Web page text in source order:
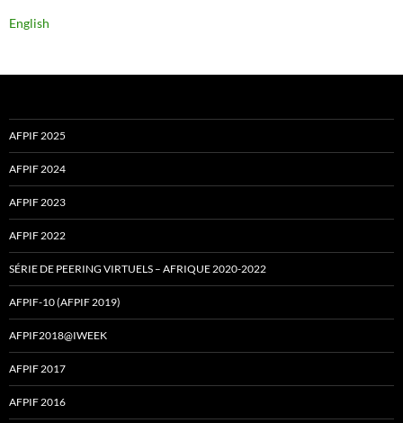
English
AFPIF 2025
AFPIF 2024
AFPIF 2023
AFPIF 2022
SÉRIE DE PEERING VIRTUELS – AFRIQUE 2020-2022
AFPIF-10 (AFPIF 2019)
AFPIF2018@IWEEK
AFPIF 2017
AFPIF 2016